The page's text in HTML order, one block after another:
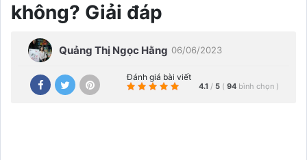
không? Giải đáp
Quảng Thị Ngọc Hằng 06/06/2023
Đánh giá bài viết
4.1 / 5 ( 94 bình chọn )